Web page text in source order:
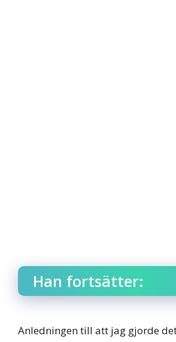
Han fortsätter:
Anledningen till att jag gjorde